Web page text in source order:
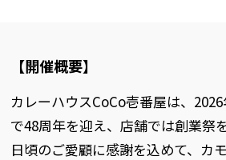
【開催概要】
カレーハウスCoCo壱番屋は、
で48周年を迎え、店舗では創業祭
日頃のご愛顧に感謝を込めて、カ